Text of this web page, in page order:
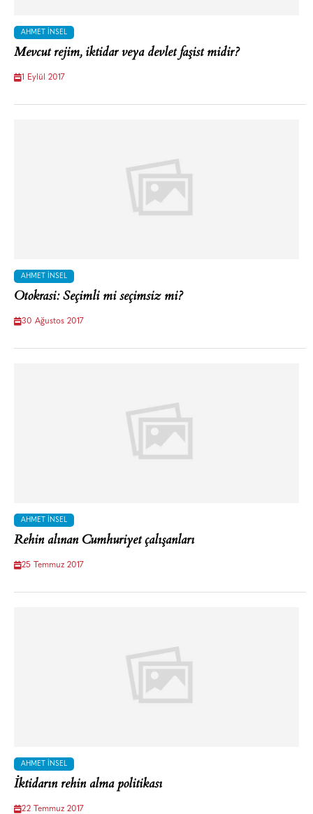
AHMET İNSEL
Mevcut rejim, iktidar veya devlet faşist midir?
1 Eylül 2017
AHMET İNSEL
Otokrasi: Seçimli mi seçimsiz mi?
30 Ağustos 2017
AHMET İNSEL
Rehin alınan Cumhuriyet çalışanları
25 Temmuz 2017
AHMET İNSEL
İktidarın rehin alma politikası
22 Temmuz 2017